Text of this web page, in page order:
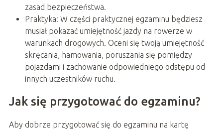
zasad bezpieczeństwa.
Praktyka: W części praktycznej egzaminu będziesz
musiał pokazać umiejętność jazdy na rowerze w
warunkach drogowych. Oceni się twoją umiejętność
skręcania, hamowania, poruszania się pomiędzy
pojazdami i zachowanie odpowiedniego odstępu od
innych uczestników ruchu.
Jak się przygotować do egzaminu?
Aby dobrze przygotować się do egzaminu na kartę